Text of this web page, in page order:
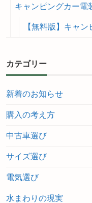
キャンピングカー電
【無料版】キャ
カテゴリー
新着のお知らせ
購入の考え方
中古車選び
サイズ選び
電気選び
水まわりの現実